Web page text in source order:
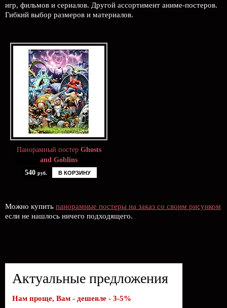
игр, фильмов и сериалов. Другой ассортимент аниме-постеров.
Гибкий выбор размеров и материалов.
Панорамный постер Ghosts
and Goblins
540 руб. В КОРЗИНУ
Можно купить панорамные постеры на заказ со своим рисунком
если не нашлось ничего подходящего.
Актуальные предложения
Нам проще, Вам - дешевле - 3-5%